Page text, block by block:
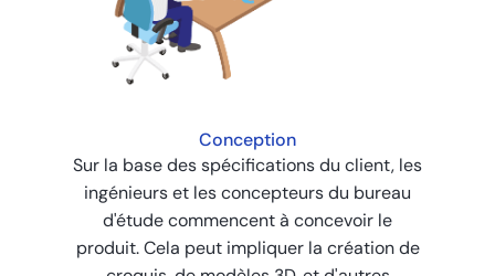
Conception
Sur la base des spécifications du client, les
ingénieurs et les concepteurs du bureau
d'étude commencent à concevoir le
produit. Cela peut impliquer la création de